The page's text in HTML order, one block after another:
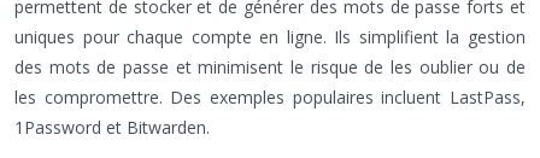
permettent de stocker et de générer des mots de passe forts et
uniques pour chaque compte en ligne. Ils simplifient la gestion
des mots de passe et minimisent le risque de les oublier ou de
les compromettre. Des exemples populaires incluent LastPass,
1Password et Bitwarden.